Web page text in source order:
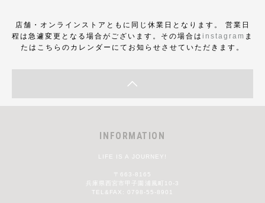
店舗・オンラインストアともに同じ休業日となります。 営業日
程は急遽変更となる場合がございます。その場合は instagram ま
たはこちらのカレンダーにてお知らせさせていただきます。
INFORMATION
LIFE IS A JOURNEY!
〒663-8165
兵庫県西宮市甲子園浦風町10-3
TEL&FAX: 0798-55-8901